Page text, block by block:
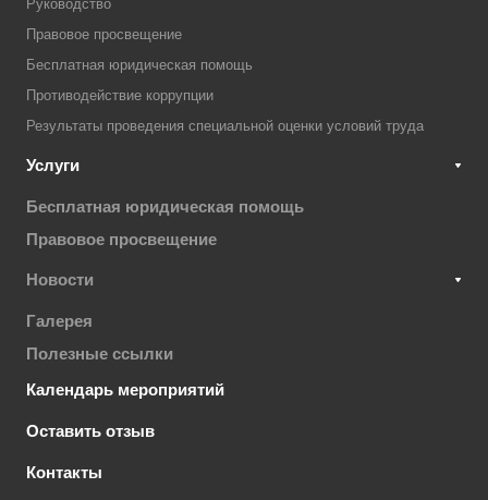
Руководство
Правовое просвещение
Бесплатная юридическая помощь
Противодействие коррупции
Результаты проведения специальной оценки условий труда
Услуги
Бесплатная юридическая помощь
Правовое просвещение
Новости
Галерея
Полезные ссылки
Календарь мероприятий
Оставить отзыв
Контакты